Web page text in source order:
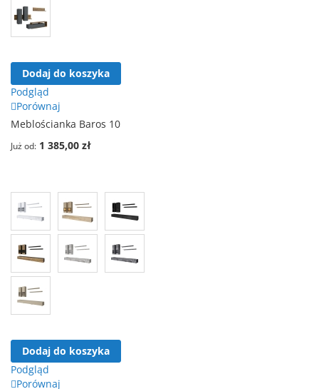
Dodaj do koszyka
Podgląd
Porównaj
Meblościanka Baros 10
Już od 1 385,00 zł
Dodaj do koszyka
Podgląd
Porównaj